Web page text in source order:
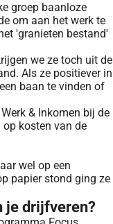
groep baanloze
om aan het werk te
'granieten bestand'
we ze toch uit de
Als ze positiever in
baan te vinden of
& Inkomen bij de
op kosten van de
wel op een
papier stond ging ze
je drijfveren?